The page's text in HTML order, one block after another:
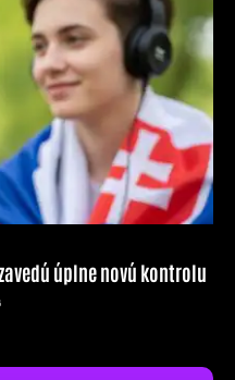
úplne novú kontrolu